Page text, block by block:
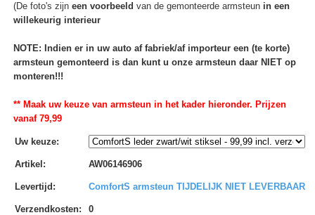
(De foto's zijn een voorbeeld van de gemonteerde armsteun in een
willekeurig interieur
NOTE: Indien er in uw auto af fabriek/af importeur een (te korte)
armsteun gemonteerd is dan kunt u onze armsteun daar NIET op
monteren!!!
** Maak uw keuze van armsteun in het kader hieronder. Prijzen
vanaf 79,99
Uw keuze:
Artikel : AW06146906
Levertijd : ComfortS armsteun TIJDELIJK NIET LEVERBAAR
Verzendkosten: 0